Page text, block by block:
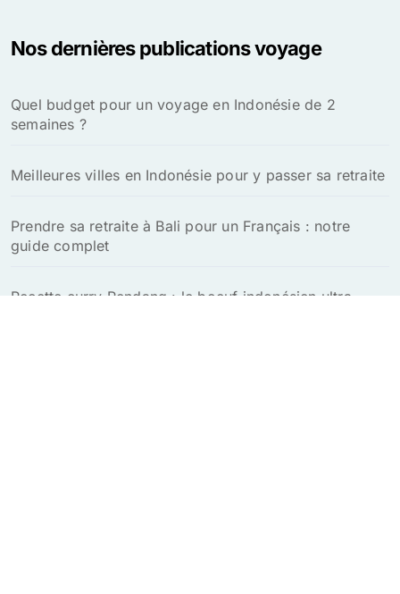
Nos dernières publications voyage
Quel budget pour un voyage en Indonésie de 2
semaines ?
Meilleures villes en Indonésie pour y passer sa retraite
Prendre sa retraite à Bali pour un Français : notre
guide complet
Recette curry Rendang : le boeuf indonésien ultra